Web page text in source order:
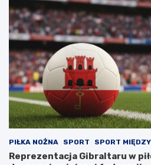
PIŁKA NOŻNA SPORT SPORT
Reprezentacja Gibraltaru w